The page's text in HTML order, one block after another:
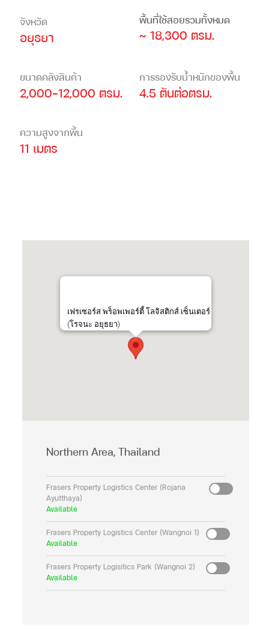
จังหวัด
อยุธยา
พื้นที่ใช้สอยรวมทั้งหมด
~ 18,300 ตรม.
ขนาดคลังสินค้า
2,000-12,000 ตรม.
การรองรับน้ำหนักของพื้น
4.5 ตันต่อตรม.
ความสูงจากพื้น
11 เมตร
Northern Area, Thailand
Frasers Property Logistics Center (Rojana
Ayutthaya)
Available
Frasers Property Logistics Center (Wangnoi 1)
Available
Frasers Property Logisitics Park (Wangnoi 2)
Available
เฟรเซอร์ส พร็อพเพอร์ตี้ โลจิสติกส์ เซ็นเตอร์
(โรจนะ อยุธยา)